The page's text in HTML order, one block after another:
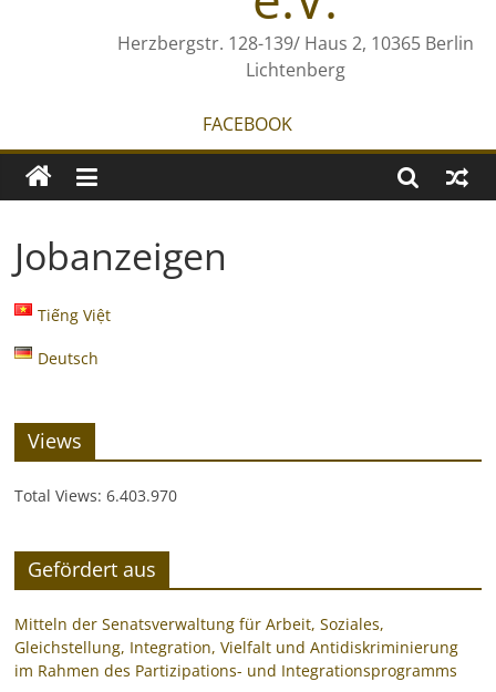
Herzbergstr. 128-139/ Haus 2, 10365 Berlin
Lichtenberg
FACEBOOK
Jobanzeigen
Tiếng Việt
Deutsch
Views
Total Views:6.403.970
Gefördert aus
Mitteln der Senatsverwaltung für Arbeit, Soziales,
Gleichstellung, Integration, Vielfalt und Antidiskriminierung
im Rahmen des Partizipations- und Integrationsprogramms